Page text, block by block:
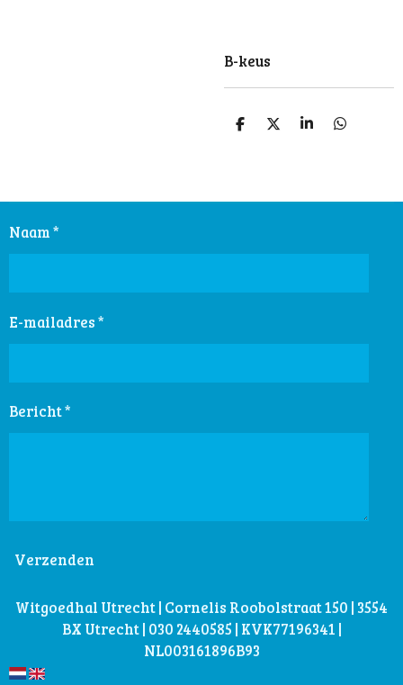
B-keus
D
D
S
D
Naam *
E-mailadres *
Bericht *
Verzenden
Witgoedhal Utrecht | Cornelis Roobolstraat 150 | 3554
BX Utrecht | 030 2440585 | KVK77196341 |
NL003161896B93